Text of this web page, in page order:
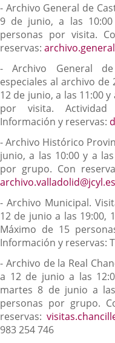
- Archivo General de
9 de junio, a las
personas por visita.
reservas:
- Archivo General
especiales al archivo
12 de junio, a las 11:00
por visita.
Información y reservas:
- Archivo Histórico
junio, a las 10:00 y a
por grupo. Con
archivo.valladolid@jcyl.es
- Archivo Municipal.
12 de junio a las 19:00,
Máximo de 15
Información y reservas:
- Archivo de la Real
a 12 de junio a las
martes 8 de junio a
personas por grupo.
reservas:
983 254 746